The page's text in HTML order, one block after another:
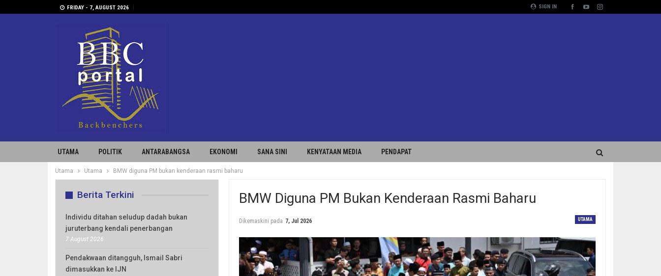
SIGN IN
FRIDAY - 7, AUGUST 2026
UTAMA POLITIK ANTARABANGSA EKONOMI SANA SINI KENYATAAN MEDIA PENDAPAT
Utama Utama BMW diguna PM bukan kenderaan rasmi baharu
BMW Diguna PM Bukan Kenderaan Rasmi Baharu
UTAMA
Dikemaskini pada 7, Jul 2026
Berita Terkini
Individu ditahan seludup dadah bukan
juruterbang kendali penerbangan
7 August 2026
Pendakwaan ditangguh, Ismail Sabri
dimasukkan ke IJN